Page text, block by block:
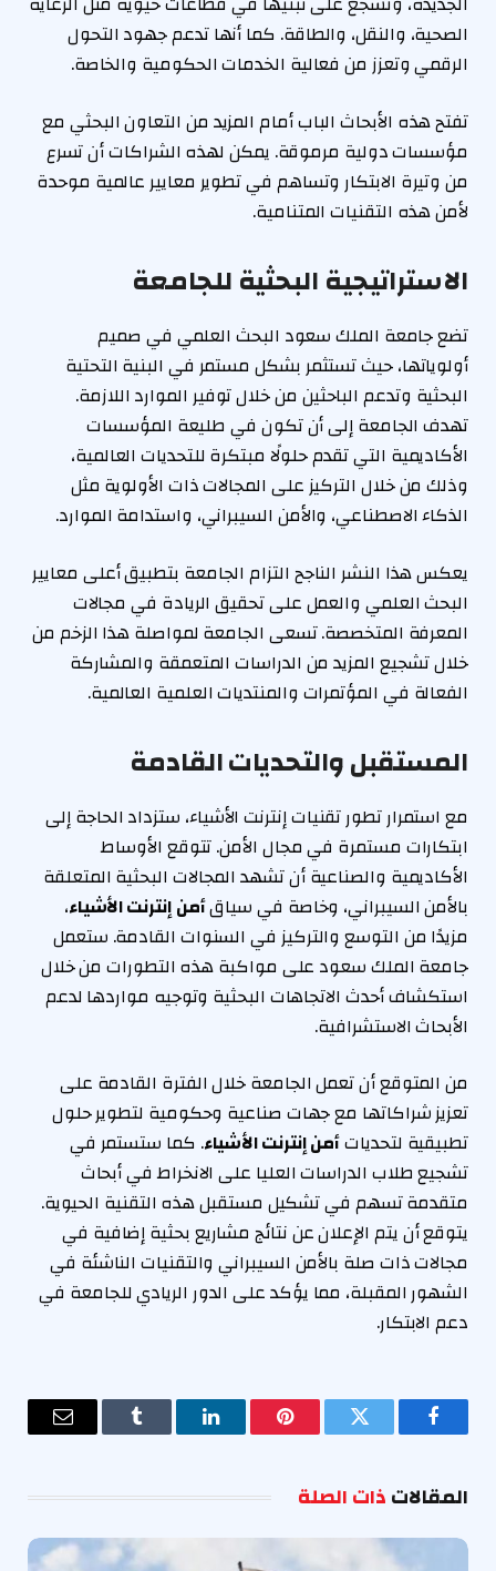
الصحية، والنقل، والطاقة. كما أنها تدعم جهود التحول
الرقمي وتعزز من فعالية الخدمات الحكومية والخاصة.
تفتح هذه الأبحاث الباب أمام المزيد من التعاون البحثي مع
مؤسسات دولية مرموقة. يمكن لهذه الشراكات أن تسرع
من وتيرة الابتكار وتساهم في تطوير معايير عالمية موحدة
لأمن هذه التقنيات المتنامية.
الاستراتيجية البحثية للجامعة
تضع جامعة الملك سعود البحث العلمي في صميم
أولوياتها، حيث تستثمر بشكل مستمر في البنية التحتية
البحثية وتدعم الباحثين من خلال توفير الموارد اللازمة.
تهدف الجامعة إلى أن تكون في طليعة المؤسسات
الأكاديمية التي تقدم حلولًا مبتكرة للتحديات العالمية،
وذلك من خلال التركيز على المجالات ذات الأولوية مثل
الذكاء الاصطناعي، والأمن السيبراني، واستدامة الموارد.
يعكس هذا النشر الناجح التزام الجامعة بتطبيق أعلى معايير
البحث العلمي والعمل على تحقيق الريادة في مجالات
المعرفة المتخصصة. تسعى الجامعة لمواصلة هذا الزخم من
خلال تشجيع المزيد من الدراسات المتعمقة والمشاركة
الفعالة في المؤتمرات والمنتديات العلمية العالمية.
المستقبل والتحديات القادمة
مع استمرار تطور تقنيات إنترنت الأشياء، ستزداد الحاجة إلى
ابتكارات مستمرة في مجال الأمن. تتوقع الأوساط
الأكاديمية والصناعية أن تشهد المجالات البحثية المتعلقة
بالأمن السيبراني، وخاصة في سياقأمن إنترنت الأشياء،
مزيدًا من التوسع والتركيز في السنوات القادمة. ستعمل
جامعة الملك سعود على مواكبة هذه التطورات من خلال
استكشاف أحدث الاتجاهات البحثية وتوجيه مواردها لدعم
الأبحاث الاستشرافية.
من المتوقع أن تعمل الجامعة خلال الفترة القادمة على
تعزيز شراكاتها مع جهات صناعية وحكومية لتطوير حلول
تطبيقية لتحدياتأمن إنترنت الأشياء. كما ستستمر في
تشجيع طلاب الدراسات العليا على الانخراط في أبحاث
متقدمة تسهم في تشكيل مستقبل هذه التقنية الحيوية.
يتوقع أن يتم الإعلان عن نتائج مشاريع بحثية إضافية في
مجالات ذات صلة بالأمن السيبراني والتقنيات الناشئة في
الشهور المقبلة، مما يؤكد على الدور الريادي للجامعة في
دعم الابتكار.
فيسبوك تويتر بينتيريستلينكدإن Tumblr
البريد
المقالاتذات الصلة